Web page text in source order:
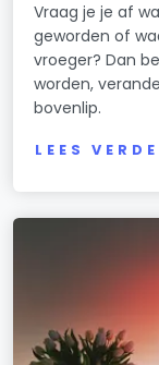
Vraag je je af
geworden of
vroeger? Dan
worden,
bovenlip.
LEES